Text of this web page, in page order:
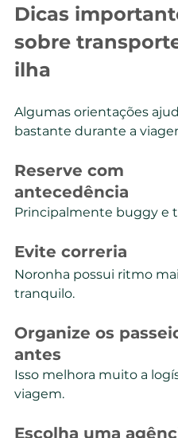
Dicas
sobre
ilha
Algumas orientações
bastante durante a
Reserve com
antecedência
Principalmente buggy e
Evite correria
Noronha possui ritmo
tranquilo.
Organize os
antes
Isso melhora muito a
viagem.
Escolha uma